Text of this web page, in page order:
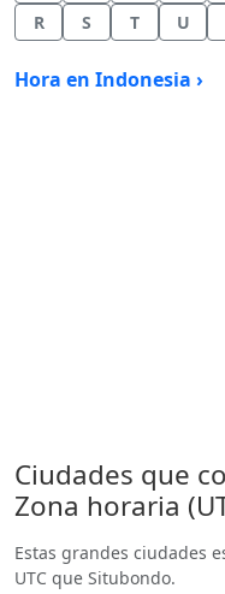
R
S T U
Hora en Indonesia ›
Ciudades que
Zona horaria
Estas grandes ciudades
UTC que Situbondo.